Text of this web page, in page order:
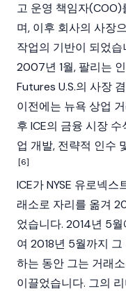
고 운영 책임자
며, 이후 회사의 사장
작업의 기반이 되었습
2007년 1월, 팔리는
Futures U.S.의 사장
이전에는 뉴욕 상업
후 ICE의 금융 시장
업 개발, 전략적 인수
[6]
ICE가 NYSE 유로넥
래소로 자리를 옮겨
었습니다. 2014년 5
여 2018년 5월까지
하는 동안 그는 거래
이끌었습니다. 그의